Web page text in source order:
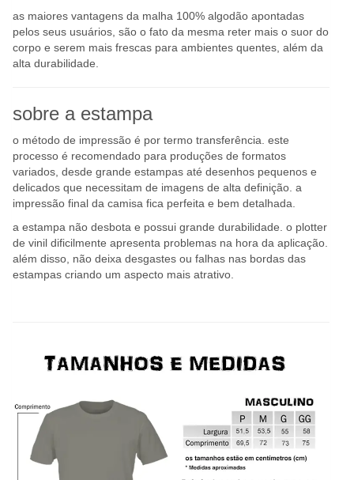
as maiores vantagens da malha 100% algodão apontadas
pelos seus usuários, são o fato da mesma reter mais o suor do
corpo e serem mais frescas para ambientes quentes, além da
alta durabilidade.
sobre a estampa
o método de impressão é por termo transferência. este
processo é recomendado para produções de formatos
variados, desde grande estampas até desenhos pequenos e
delicados que necessitam de imagens de alta definição. a
impressão final da camisa fica perfeita e bem detalhada.
a estampa não desbota e possui grande durabilidade. o plotter
de vinil dificilmente apresenta problemas na hora da aplicação.
além disso, não deixa desgastes ou falhas nas bordas das
estampas criando um aspecto mais atrativo.